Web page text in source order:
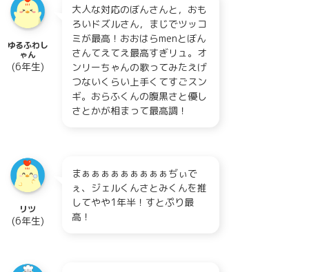
ゆるふわし
ゃん
(6年生)
大人な対応のぼんさんと，おも
ろいドズルさん，まじでツッコ
ミが最高！おおはらmenとぼん
さんてえてえ最高すぎリュ。オ
ンリーちゃんの歌ってみたえげ
つないくらい上手くてすごスン
ギ。おらふくんの腹黒さと優し
さとかが相まって最高調！
リツ
(6年生)
まぁぁぁぁぁぁぁぁぁぢぃで
ぇ、ジェルくんさとみくんを推
してやや1年半！すとぷり最
高！